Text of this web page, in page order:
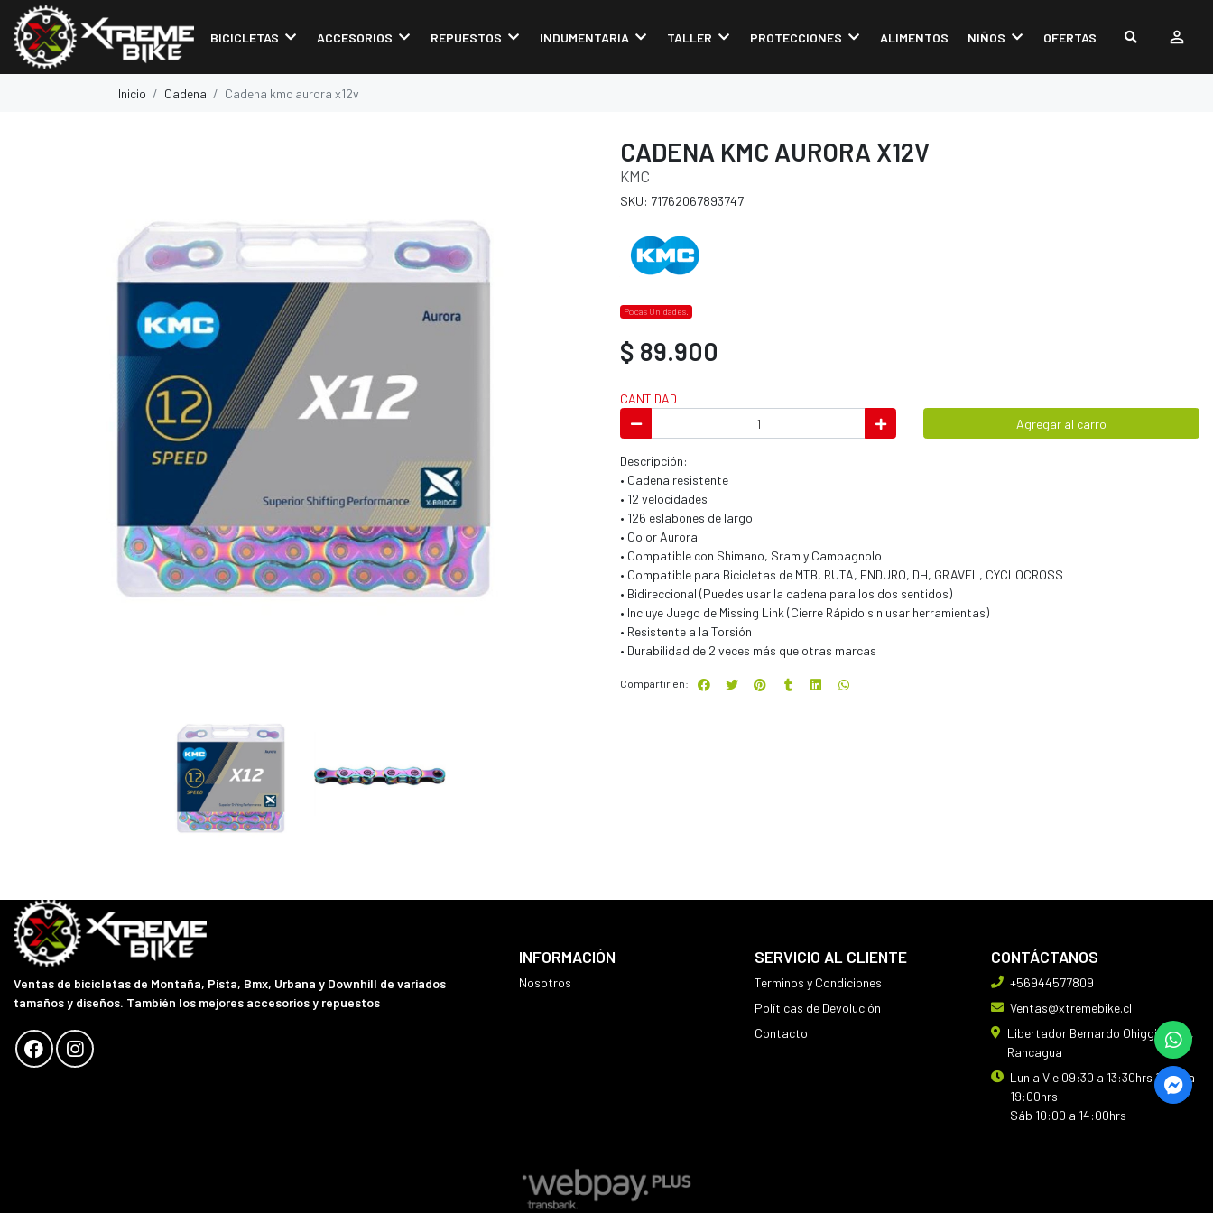
BICICLETAS ACCESORIOS REPUESTOS INDUMENTARIA TALLER PROTECCIONES ALIMENTOS NIÑOS OFERTAS
Inicio Cadena Cadena kmc aurora x12v
CADENA KMC AURORA X12V
KMC
SKU: 71762067893747
Pocas Unidades.
$ 89.900
CANTIDAD
Agregar al carro
Descripción:
• Cadena resistente
• 12 velocidades
• 126 eslabones de largo
• Color Aurora
• Compatible con Shimano, Sram y Campagnolo
• Compatible para Bicicletas de MTB, RUTA, ENDURO, DH, GRAVEL, CYCLOCROSS
• Bidireccional (Puedes usar la cadena para los dos sentidos)
• Incluye Juego de Missing Link (Cierre Rápido sin usar herramientas)
• Resistente a la Torsión
• Durabilidad de 2 veces más que otras marcas
Compartir en:
Ventas de bicicletas de Montaña, Pista, Bmx, Urbana y Downhill de variados
tamaños y diseños. También los mejores accesorios y repuestos
INFORMACIÓN
Nosotros
SERVICIO AL CLIENTE
Terminos y Condiciones
Políticas de Devolución
Contacto
CONTÁCTANOS
+56944577809
Ventas@xtremebike.cl
Libertador Bernardo Ohiggins 410,
Rancagua
Lun a Vie 09:30 a 13:30hrs 14:30 a
19:00hrs
Sáb 10:00 a 14:00hrs